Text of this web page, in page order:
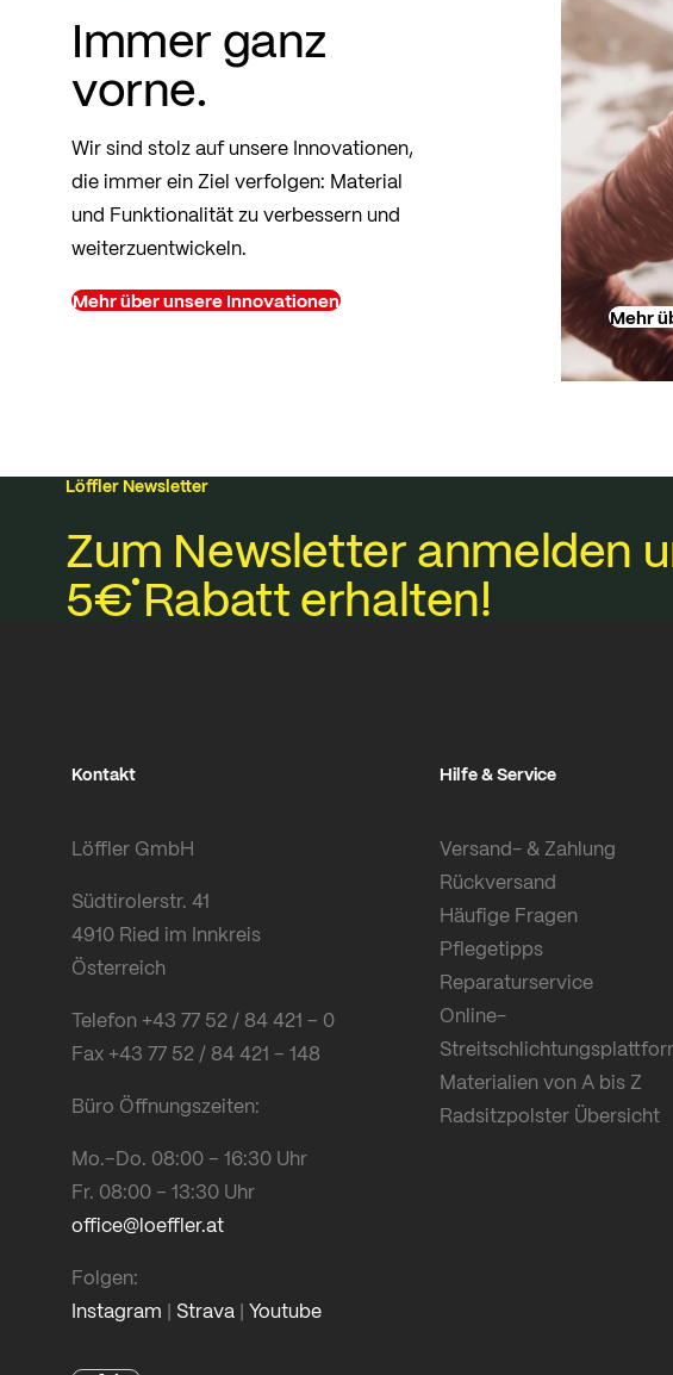
Immer ganz
vorne.
Wir sind stolz auf unsere Innovationen,
die immer ein Ziel verfolgen: Material
und Funktionalität zu verbessern und
weiterzuentwickeln.
Mehr über unsere Innovationen
Mehr
Löffler Newsletter
Zum Newsletter anmelden
5€Rabatt erhalten!
Kontakt
Löffler GmbH
Südtirolerstr. 41
4910 Ried im Innkreis
Österreich
Telefon +43 77 52 / 84 421 – 0
Fax +43 77 52 / 84 421 – 148
Büro Öffnungszeiten:
Mo.–Do. 08:00 – 16:30 Uhr
Fr. 08:00 – 13:30 Uhr
office@loeffler.at
Folgen:
Instagram | Strava | Youtube
Hilfe & Service
Versand- & Zahlung
Rückversand
Häufige Fragen
Pflegetipps
Reparaturservice
Online-
Materialien von A bis Z
Radsitzpolster Übersicht